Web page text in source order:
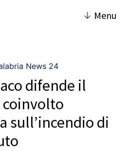
↓ Menu
News 24
difende il
sull’incendio di